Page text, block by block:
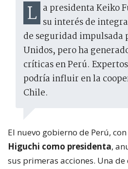
La presidenta Keiko Fujimori expresó su interés de
de seguridad impulsada
Unidos, pero ha
críticas en Perú.
podría influir en la
Chile.
El nuevo gobierno de Perú, con
Higuchi como presidenta,
sus primeras acciones. Una